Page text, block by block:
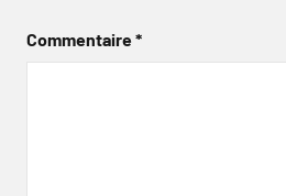
Commentaire*